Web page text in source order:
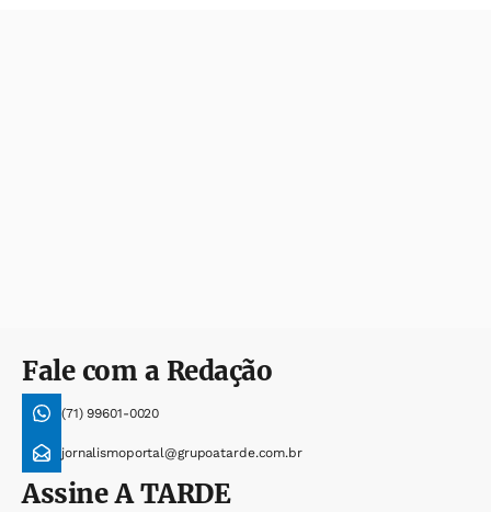
Fale com a Redação
(71) 99601-0020
jornalismoportal@grupoatarde.com.br
AssineA TARDE